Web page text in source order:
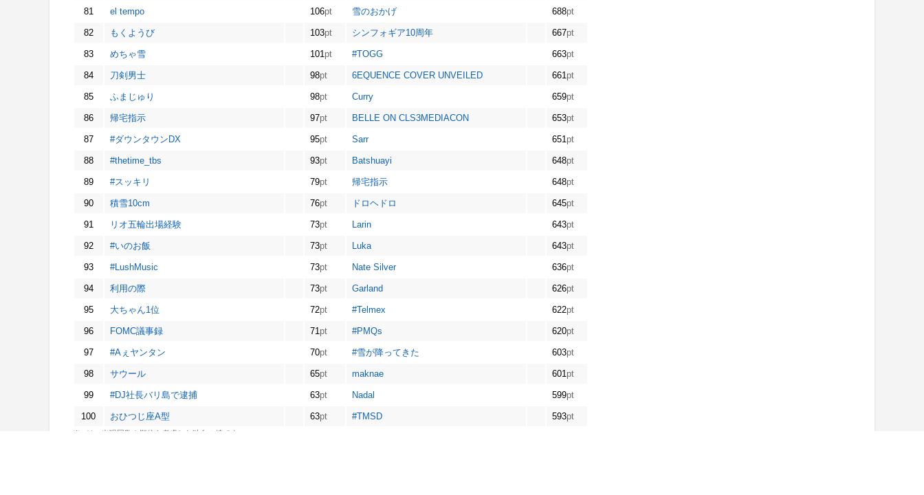
81 el tempo 106pt 雪のおかげ 688pt
82 もくようび 103pt シンフォギア10周年 667pt
83 めちゃ雪 101pt #TOGG 663pt
84 刀剣男士 98pt 6EQUENCE COVER UNVEILED 661pt
85 ふまじゅり 98pt Curry 659pt
86 帰宅指示 97pt BELLE ON CLS3MEDIACON 653pt
87 #ダウンタウンDX 95pt Sarr 651pt
88 #thetime_tbs 93pt Batshuayi 648pt
89 #スッキリ 79pt 帰宅指示 648pt
90 積雪10cm 76pt ドロヘドロ 645pt
91 リオ五輪出場経験 73pt Larin 643pt
92 #いのお飯 73pt Luka 643pt
93 #LushMusic 73pt Nate Silver 636pt
94 利用の際 73pt Garland 626pt
95 大ちゃん1位 72pt #Telmex 622pt
96 FOMC議事録 71pt #PMQs 620pt
97 #Aぇヤンタン 70pt #雪が降ってきた 603pt
98 サウール 65pt maknae 601pt
99 #DJ社長バリ島で逮捕 63pt Nadal 599pt
100 おひつじ座A型 63pt #TMSD 593pt
※ptは、出現回数や順位を考慮した独自の値です。